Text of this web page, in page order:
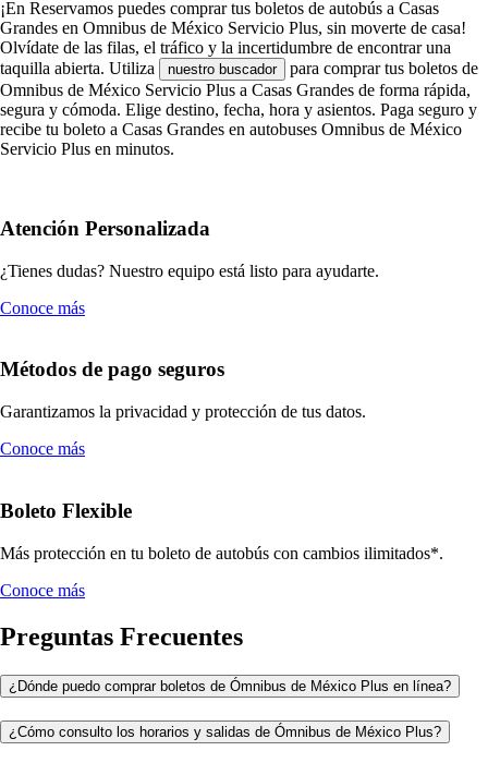
¡En Reservamos puedes comprar tus boletos de autobús a Casas
Grandes en Omnibus de México Servicio Plus, sin moverte de casa!
Olvídate de las filas, el tráfico y la incertidumbre de encontrar una
taquilla abierta. Utiliza
nuestro buscador
para comprar tus boletos de
Omnibus de México Servicio Plus a Casas Grandes de forma rápida,
segura y cómoda. Elige destino, fecha, hora y asientos. Paga seguro y
recibe tu boleto a Casas Grandes en autobuses Omnibus de México
Servicio Plus en minutos.
Atención Personalizada
¿Tienes dudas? Nuestro equipo está listo para ayudarte.
Conoce más
Métodos de pago seguros
Garantizamos la privacidad y protección de tus datos.
Conoce más
Boleto Flexible
Más protección en tu boleto de autobús con cambios ilimitados*.
Conoce más
Preguntas Frecuentes
¿Dónde puedo comprar boletos de Ómnibus de México Plus en línea?
¿Cómo consulto los horarios y salidas de Ómnibus de México Plus?